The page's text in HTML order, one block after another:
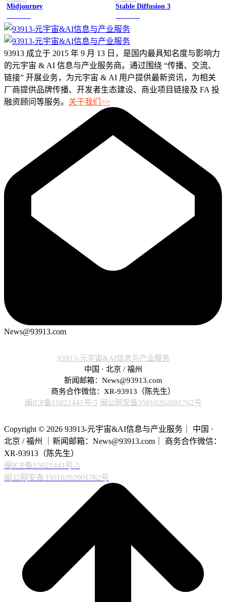
Midjourney Stable Diffusion 3
93913 成立于 2015 年 9 月 13 日，是国内最具知名度与影响力
的元宇宙 & AI 信息与产业服务商。通过围绕 “传播、交流、
链接” 开展业务，为元宇宙 & AI 用户提供最新资讯，为相关
厂商提供品牌传播、开发者生态建设、商业项目链接及 FA 投
融资顾问等服务。 关于我们>>
News@93913.com
93913-元宇宙&AI信息与产业服务
中国 · 北京 / 福州
新闻邮箱：News@93913.com
商务合作微信：XR-93913（陈先生）
闽ICP备15021441号-5 闽公网安备35010202001762号
Copyright © 2026 93913-元宇宙&AI信息与产业服务｜ 中国 ·
北京 / 福州 ｜新闻邮箱：News@93913.com｜ 商务合作微信：
XR-93913（陈先生）
闽ICP备15021441号-5
闽公网安备35010202001762号